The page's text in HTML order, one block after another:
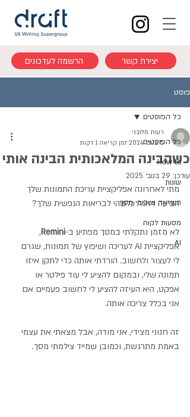
הרשמה לעדכונים יצירת קשר
פוסט
כל הפוסטים
How to
שונות
השראה וצילומי מסך
מסעות לקוח
AI
כל הפוסטים
כשהבינה המלאכותית הבינה אותי
רעות מלובני
5 בנוב׳ 2024
זמן קריאה 1 דקות
עודכן: 29 בנוב׳ 2025
מתי לאחרונה אפליקציית עריכת התמונות שלך
הביעה דאגה כלשהי לבריאות הנפשית שלך?
לא מזמן נתקלתי במסך מפתיע ב-Remini
,
אפליקציית AI לעריכה ושיפוץ של תמונות, שגרם
לי לעצור ולחשוב. הורדתי אותה כדי לתקן איזו
תמונה שלי, ובמקום להציע לי עוד פילטר או
אפקט, היא העיזה להציע לי לחשוב פעמיים אם
אני בכלל צריכה אותה.
זה חנוני מצידי, אני מודה, אבל מצאתי את עצמי
באמת מתרגשת, וכמובן שמייד צילמתי מסך.